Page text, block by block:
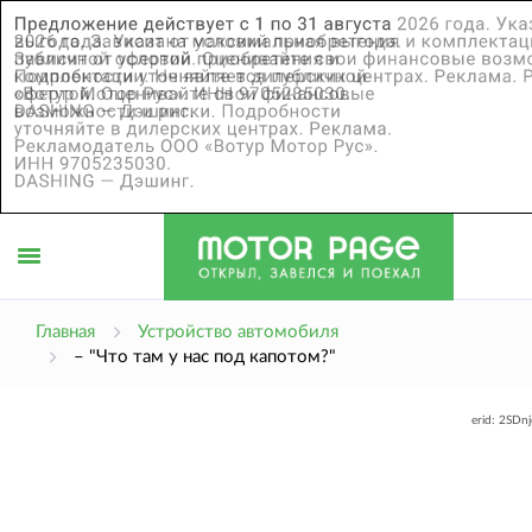
Главная
Устройство автомобиля
– "Что там у нас под капотом?"
erid: